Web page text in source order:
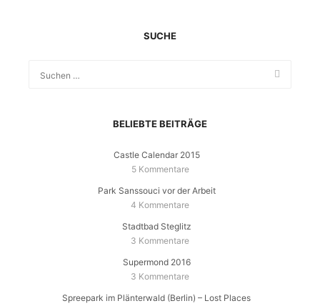
SUCHE
BELIEBTE BEITRÄGE
Castle Calendar 2015
5 Kommentare
Park Sanssouci vor der Arbeit
4 Kommentare
Stadtbad Steglitz
3 Kommentare
Supermond 2016
3 Kommentare
Spreepark im Plänterwald (Berlin) – Lost Places